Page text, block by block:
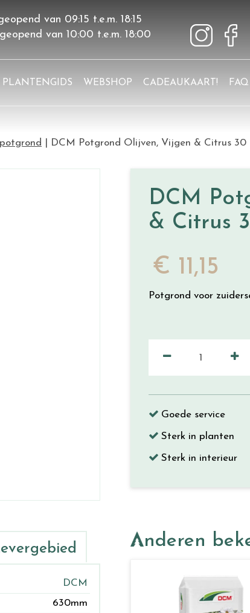
potgrond DCM Potgrond Olijven, Vijgen & Citrus 30
van 09:15 t.e.m. 18:15
van 10:00 t.e.m. 18:00
PLANTENGIDS WEBSHOP CADEAUKAART! FAQ
DCM
& Citrus
€ 11,15
Potgrond voor
Goede service
Sterk in planten
Sterk in interieur
DCM
630mm
Anderen